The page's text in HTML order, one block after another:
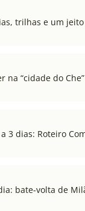
trilhas e um
na “cidade do Che”
3 dias: Roteiro
bate-volta de